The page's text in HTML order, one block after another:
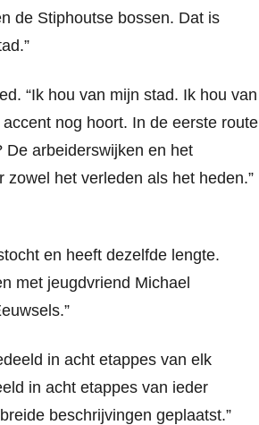
de Stiphoutse bossen. Dat is
“Ik hou van mijn stad. Ik hou van
nog hoort. In de eerste route
De arbeiderswijken en het
het verleden als het heden.”
en heeft dezelfde lengte.
met jeugdvriend Michael
in acht etappes van elk
in acht etappes van ieder
beschrijvingen geplaatst.”